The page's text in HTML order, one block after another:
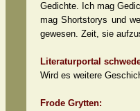
Gedichte. Ich mag
mag Shortstorys und
gewesen. Zeit, sie
Literaturportal
Wird es weitere
Frode Grytten: